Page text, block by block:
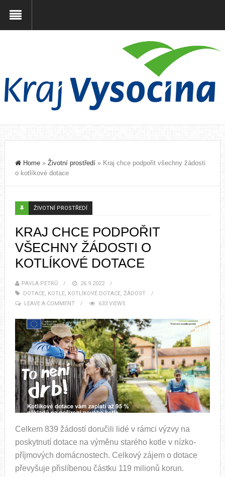
Home» Životní prostředí» Kraj chce podpořit všechny žádosti
o kotlíkové dotace
ŽIVOTNÍ PROSTŘEDÍ
KRAJ CHCE PODPOŘIT
VŠECHNY ŽÁDOSTI O
KOTLÍKOVÉ DOTACE
PAVLA PETRŮ
26.9.2022
DOTACE, KOTLE, KOTLÍKOVÉ DOTACE, ŽÁDOST
LEAVE A COMMENT
633 VIEWS
Celkem 839 žádostí doručili lidé v rámci výzvy na
poskytnutí dotace na výměnu starého kotle v nízko-
příjmových domácnostech. Celkový zájem o dotace
převyšuje přislíbenou částku 119 milionů korun.